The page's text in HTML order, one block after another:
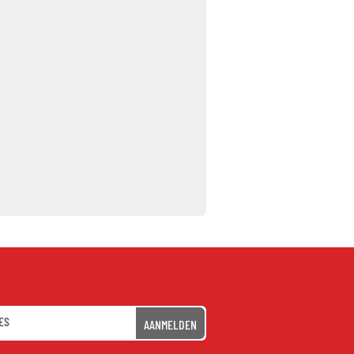
AANMELDEN